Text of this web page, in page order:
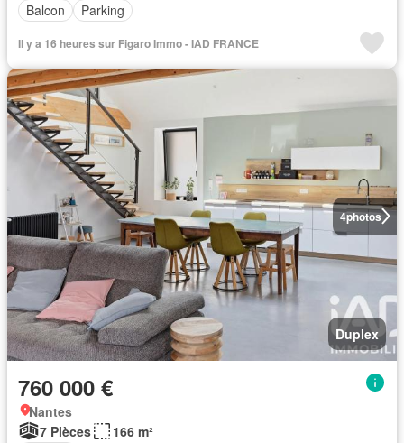
Balcon
Parking
Il y a 16 heures sur Figaro Immo - IAD FRANCE
4photos
Duplex
760 000 €
Nantes
7 Pièces
166 m²